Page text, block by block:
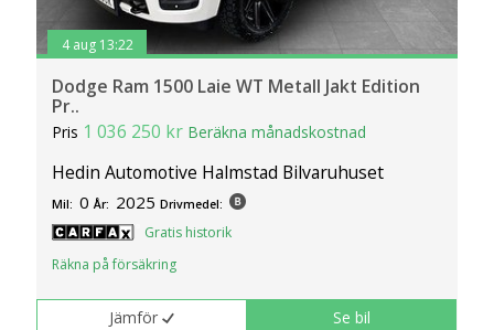
4 aug 13:22
Dodge Ram 1500 Laie WT Metall Jakt Edition
Pr..
Pris 1 036 250 kr Beräkna månadskostnad
Hedin Automotive Halmstad Bilvaruhuset
Mil: 0 År: 2025 Drivmedel:
Gratis historik
Räkna på försäkring
Jämför Se bil